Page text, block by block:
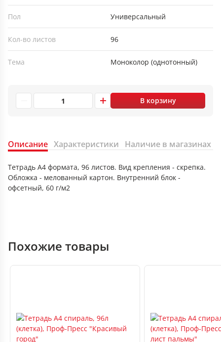
Пол Универсальный
Кол-во листов 96
Тема Моноколор (однотонный)
В корзину
Описание Характеристики Наличие в магазинах
Тетрадь А4 формата, 96 листов. Вид крепления - скрепка.
Обложка - мелованный картон. Внутренний блок -
офсетный, 60 г/м2
Похожие товары